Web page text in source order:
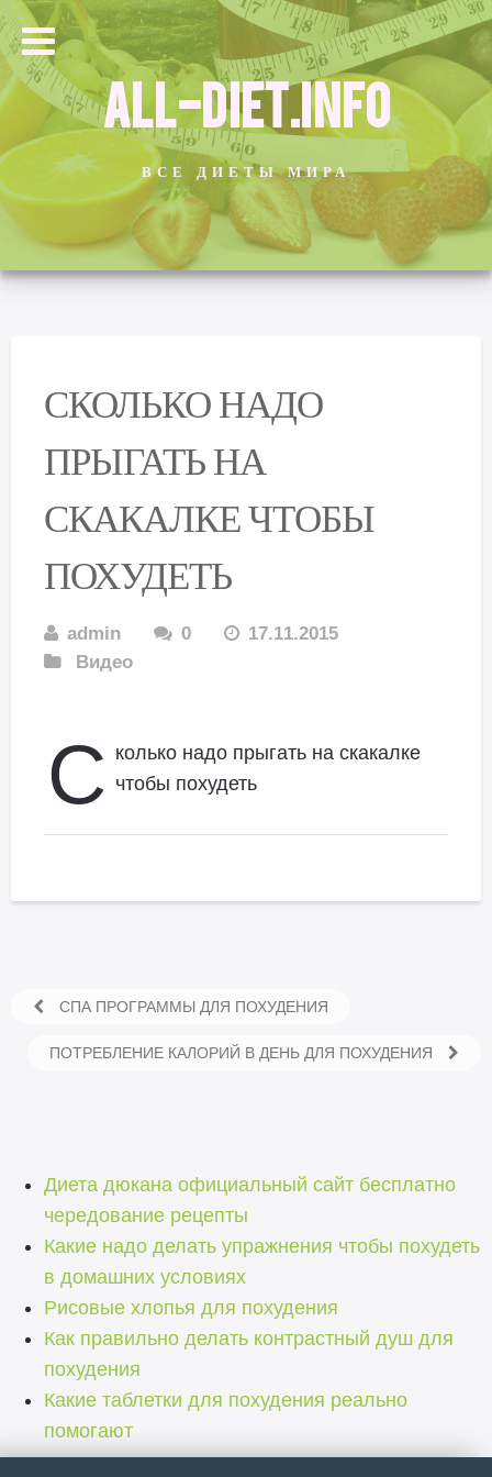
ALL-DIET.INFO
ВСЕ ДИЕТЫ МИРА
СКОЛЬКО НАДО
ПРЫГАТЬ НА
СКАКАЛКЕ ЧТОБЫ
ПОХУДЕТЬ
admin 0
17.11.2015
Видео
С колько надо прыгать на скакалке
чтобы похудеть
СПА ПРОГРАММЫ ДЛЯ ПОХУДЕНИЯ
ПОТРЕБЛЕНИЕ КАЛОРИЙ В ДЕНЬ ДЛЯ ПОХУДЕНИЯ
Диета дюкана официальный сайт бесплатно
чередование рецепты
Какие надо делать упражнения чтобы похудеть
в домашних условиях
Рисовые хлопья для похудения
Как правильно делать контрастный душ для
похудения
Какие таблетки для похудения реально
помогают